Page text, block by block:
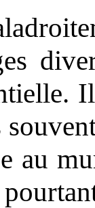
au